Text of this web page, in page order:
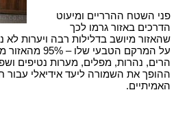
פני השטח ההרריים ומיעוט
הדרכים באזור גרמו לכך
שהאזור מיושב בדלילות רבה ויערות
על המרקם הטבעי
הרים, נהרות, מפלים, מערות נטיפים
ההופך את השמורה ליעד אידיאלי עבור
האמיתיים.